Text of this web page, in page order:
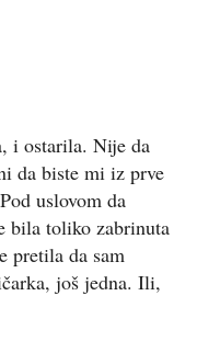
i ostarila. Nije da
da biste mi iz prve
uslovom da
bila toliko zabrinuta
pretila da sam
još jedna. Ili,